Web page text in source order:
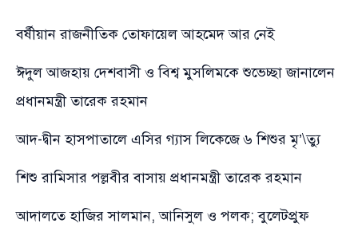
বর্ষীয়ান রাজনীতিক তোফায়েল আহমেদ আর নেই
ঈদুল আজহায় দেশবাসী ও বিশ্ব মুসলিমকে শুভেচ্ছা জানালেন
প্রধানমন্ত্রী তারেক রহমান
আদ-দ্বীন হাসপাতালে এসির গ্যাস লিকেজে ৬ শিশুর মৃ’\ত্যু
শিশু রামিসার পল্লবীর বাসায় প্রধানমন্ত্রী তারেক রহমান
আদালতে হাজির সালমান, আনিসুল ও পলক; বুলেটপ্রুফ